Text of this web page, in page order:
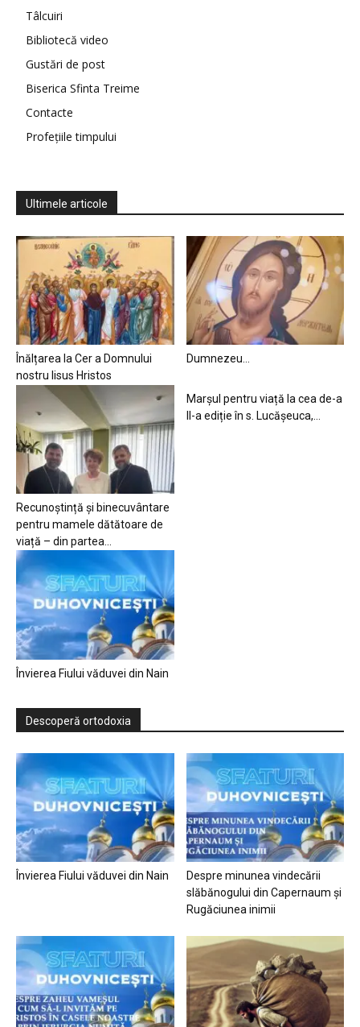
Tâlcuiri
Bibliotecă video
Gustări de post
Biserica Sfinta Treime
Contacte
Profețiile timpului
Ultimele articole
Înălțarea la Cer a Domnului
nostru Iisus Hristos
Dumnezeu…
Recunoștință și binecuvântare
pentru mamele dătătoare de
viață – din partea...
Marșul pentru viață la cea de-a
II-a ediție în s. Lucășeuca,...
Învierea Fiului văduvei din Nain
Descoperă ortodoxia
Învierea Fiului văduvei din Nain
Despre minunea vindecării
slăbănogului din Capernaum și
Rugăciunea inimii